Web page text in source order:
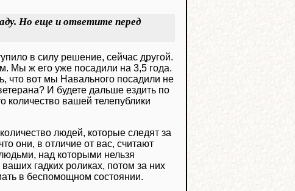
Но еще и ответите перед
в силу решение, сейчас другой.
Мы ж его уже посадили на 3,5 года.
что вот мы Навального посадили не
И будете дальше ездить по
количество вашей телепублики
людей, которые следят за
они, в отличие от вас, считают
над которыми нельзя
гадких роликах, потом за них
в беспомощном состоянии.